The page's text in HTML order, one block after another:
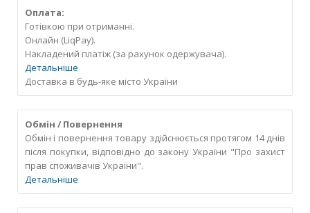
Оплата:
Готівкою при отриманні.
Онлайн (LiqPay).
Накладений платіж (за рахунок одержувача).
Детальніше
Доставка в будь-яке місто України
Обмін / Повернення
Обмін і повернення товару здійснюється протягом 14 днів
після покупки, відповідно до закону України "Про захист
прав споживачів України".
Детальніше